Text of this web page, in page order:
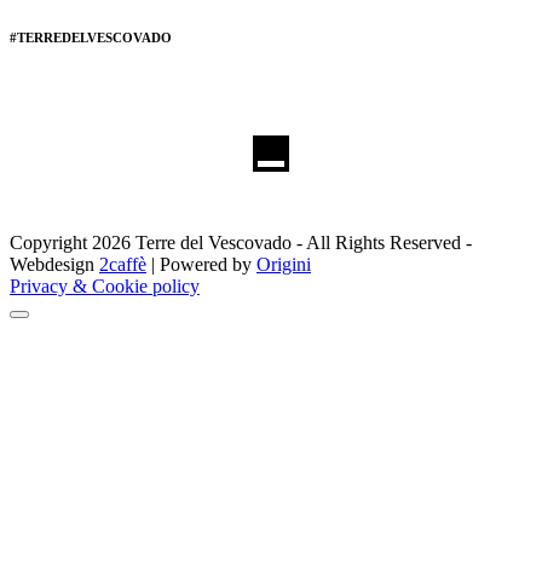
#TERREDELVESCOVADO
Copyright 2026 Terre del Vescovado - All Rights Reserved -
Webdesign 2caffè | Powered by Origini
Privacy & Cookie policy